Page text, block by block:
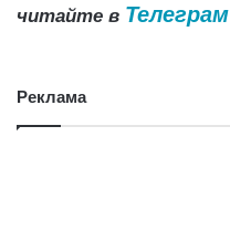
читайте в Телеграм
Реклама